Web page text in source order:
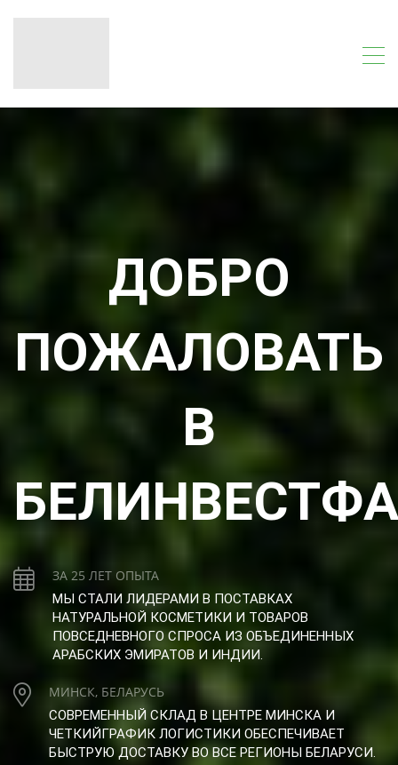
ДОБРО
ПОЖАЛОВАТЬ
В
ЗА 25 ЛЕТ ОПЫТА
МЫ СТАЛИ ЛИДЕРАМИ В ПОСТАВКАХ
НАТУРАЛЬНОЙ КОСМЕТИКИ И ТОВАРОВ
ПОВСЕДНЕВНОГО СПРОСА ИЗ ОБЪЕДИНЕННЫХ
АРАБСКИХ ЭМИРАТОВ И ИНДИИ.
МИНСК, БЕЛАРУСЬ
СОВРЕМЕННЫЙ СКЛАД В ЦЕНТРЕ МИНСКА И
ЧЕТКИЙГРАФИК ЛОГИСТИКИ ОБЕСПЕЧИВАЕТ
БЫСТРУЮ ДОСТАВКУ ВО ВСЕ РЕГИОНЫ БЕЛАРУСИ.